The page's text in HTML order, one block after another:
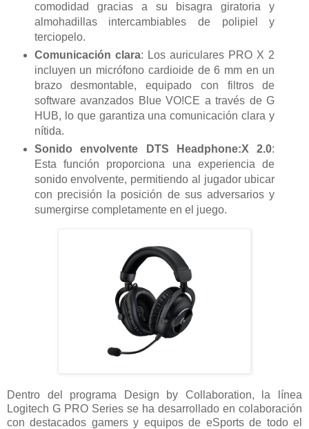
comodidad gracias a su bisagra giratoria y
almohadillas intercambiables de polipiel y
terciopelo.
Comunicación clara: Los auriculares PRO X 2
incluyen un micrófono cardioide de 6 mm en un
brazo desmontable, equipado con filtros de
software avanzados Blue VO!CE a través de G
HUB, lo que garantiza una comunicación clara y
nítida.
Sonido envolvente DTS Headphone:X 2.0:
Esta función proporciona una experiencia de
sonido envolvente, permitiendo al jugador ubicar
con precisión la posición de sus adversarios y
sumergirse completamente en el juego.
Dentro del programa Design by Collaboration, la línea
Logitech G PRO Series se ha desarrollado en colaboración
con destacados gamers y equipos de eSports de todo el